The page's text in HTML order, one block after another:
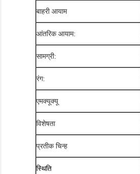
बाहरी आयाम
आंतरिक आयाम:
सामग्री:
रंग:
एमक्यूक्यू
विशेषता
प्रतीक चिन्ह
स्थिति